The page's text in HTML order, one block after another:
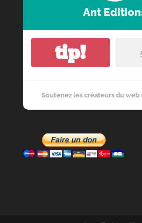
Ant
tip!
Soutenez les créateurs du web